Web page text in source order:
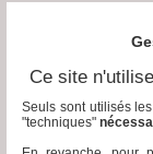
Ce site
Seuls sont utilisés
"techniques"